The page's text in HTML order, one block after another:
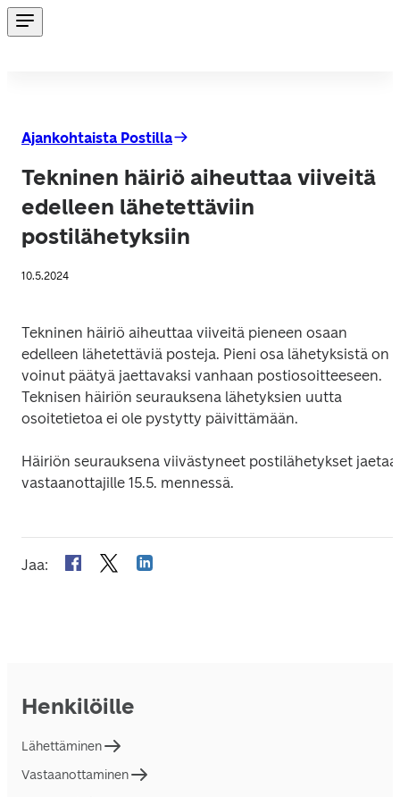
Ajankohtaista Postilla
Tekninen häiriö aiheuttaa viiveitä
edelleen lähetettäviin
postilähetyksiin
10.5.2024
Tekninen häiriö aiheuttaa viiveitä pieneen osaan
edelleen lähetettäviä posteja. Pieni osa lähetyksistä on
voinut päätyä jaettavaksi vanhaan postiosoitteeseen.
Teknisen häiriön seurauksena lähetyksien uutta
osoitetietoa ei ole pystytty päivittämään.
Häiriön seurauksena viivästyneet postilähetykset
vastaanottajille 15.5. mennessä.
Jaa:
Henkilöille
Lähettäminen
Vastaanottaminen